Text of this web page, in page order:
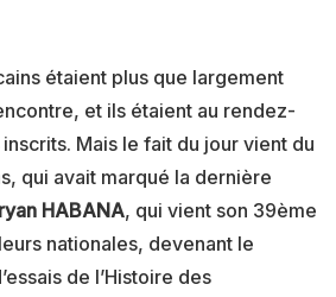
étaient plus que largement
et ils étaient au rendez-
inscrits. Mais le fait du jour vient du
qui avait marqué la dernière
HABANA, qui vient son 39ème
nationales, devenant le
de l’Histoire des